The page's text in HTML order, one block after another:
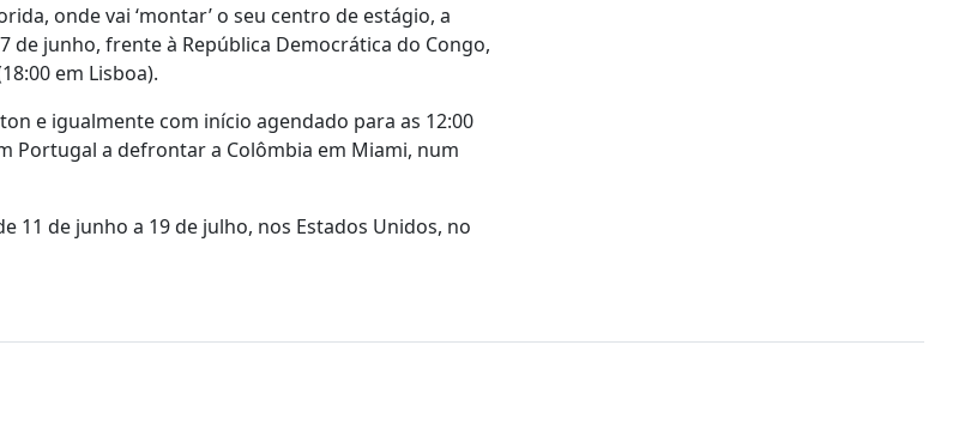
onde vai ‘montar’ o seu centro de estágio, a
de junho, frente à República Democrática do Congo,
em Lisboa).
e igualmente com início agendado para as 12:00
Portugal a defrontar a Colômbia em Miami, num
11 de junho a 19 de julho, nos Estados Unidos, no